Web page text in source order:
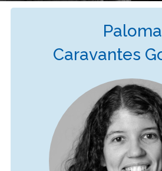
Paloma
Caravantes